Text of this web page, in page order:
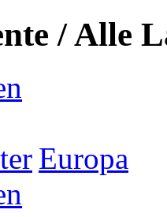
/ Alle
Europa